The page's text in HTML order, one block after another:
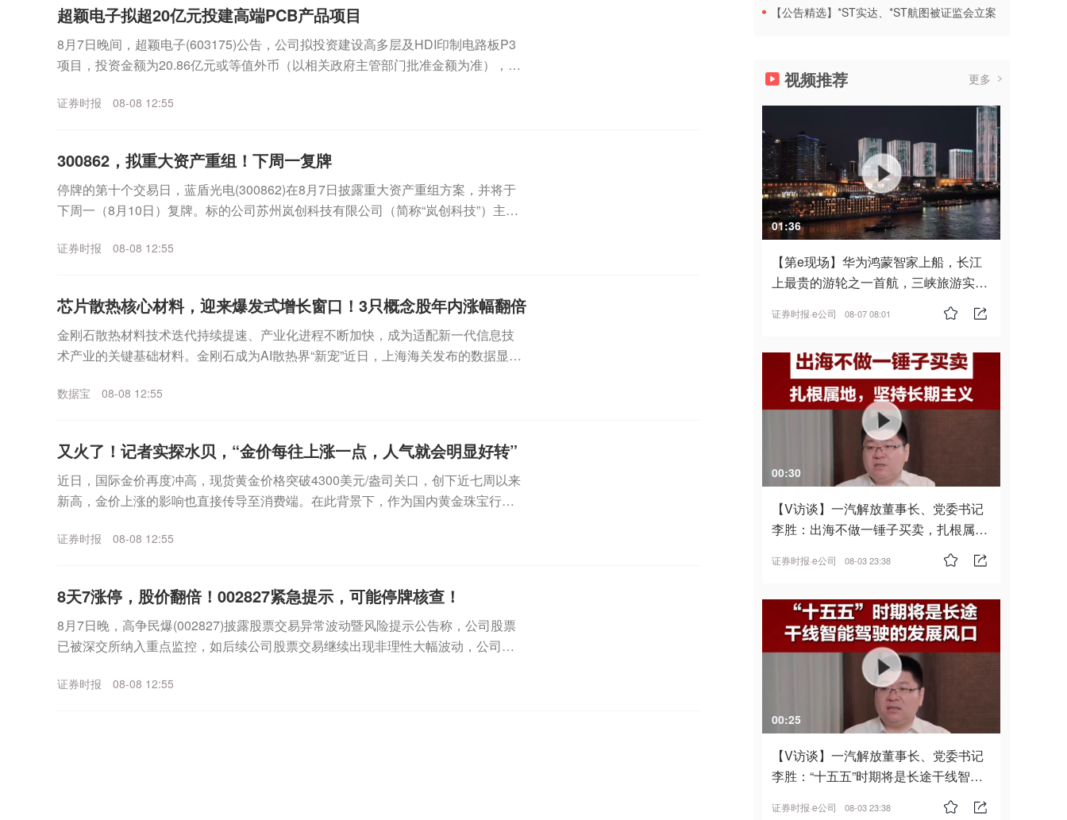
超颖电子拟超20亿元投建高端PCB产品项目
8月7日晚间，超颖电子(603175)公告，公司拟投资建设高多层及HDI印制电路板P3
项目，投资金额为20.86亿元或等值外币（以相关政府主管部门批准金额为准），资
证券时报 08-08 12:55
300862，拟重大资产重组！下周一复牌
停牌的第十个交易日，蓝盾光电(300862)在8月7日披露重大资产重组方案，并将于
下周一（8月10日）复牌。标的公司苏州岚创科技有限公司（简称“岚创科技”）主要
证券时报 08-08 12:55
芯片散热核心材料，迎来爆发式增长窗口！3只概念股年内涨幅翻倍
金刚石散热材料技术迭代持续提速、产业化进程不断加快，成为适配新一代信息技
术产业的关键基础材料。金刚石成为AI散热界“新宠”近日，上海海关发布的数据显
数据宝 08-08 12:55
又火了！记者实探水贝，“金价每往上涨一点，人气就会明显好转”
近日，国际金价再度冲高，现货黄金价格突破4300美元/盎司关口，创下近七周以来
新高，金价上涨的影响也直接传导至消费端。在此背景下，作为国内黄金珠宝行业
证券时报 08-08 12:55
8天7涨停，股价翻倍！002827紧急提示，可能停牌核查！
8月7日晚，高争民爆(002827)披露股票交易异常波动暨风险提示公告称，公司股票
已被深交所纳入重点监控，如后续公司股票交易继续出现非理性大幅波动，公司可
证券时报 08-08 12:55
【公告精选】*ST实达、*ST航图被证监会立案
视频推荐 更多
01:36
【第e现场】华为鸿蒙智家上船，长江
上最贵的游轮之一首航，三峡旅游实
证券时报·e公司 08-07 08:01
00:30
【V访谈】一汽解放董事长、党委书记
李胜：出海不做一锤子买卖，扎根属
证券时报·e公司 08-03 23:38
00:25
【V访谈】一汽解放董事长、党委书记
李胜：“十五五”时期将是长途干线智能
证券时报·e公司 08-03 23:38